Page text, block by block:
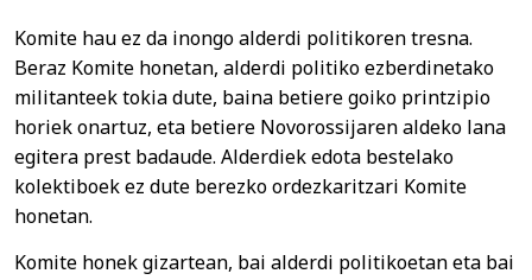
Komite hau ez da inongo alderdi politikoren tresna.
Beraz Komite honetan, alderdi politiko ezberdinetako
militanteek tokia dute, baina betiere goiko printzipio
horiek onartuz, eta betiere Novorossijaren aldeko lana
egitera prest badaude. Alderdiek edota bestelako
kolektiboek ez dute berezko ordezkaritzari Komite
honetan.
Komite honek gizartean, bai alderdi politikoetan eta bai